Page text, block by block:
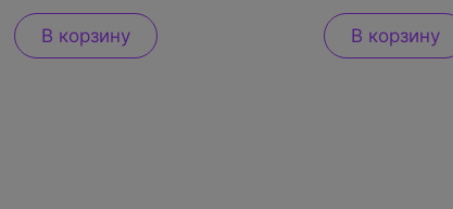
В корзину В корзину